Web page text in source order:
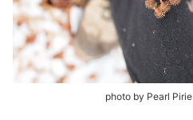
photo by Pearl Pirie